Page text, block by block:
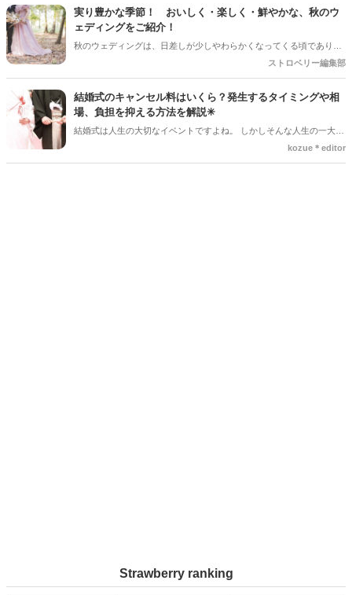
るコーディネートが人気を集めています♪ 挙式会場や高砂、ウエルカ
ムスペース、フォトブースなど、さまざまな場所で取り入れられるの
も魅力のひとつ＊ 今回は、フラワーアーチの魅力や、おしゃれなアレ
ンジアイデアをご紹介します♡
実り豊かな季節！ おいしく・楽しく・鮮やかな、秋のウ
ェディングをご紹介！
秋のウェディングは、日差しが少しやわらかくなってくる頃であり、
色々なことへの行動的がみなぎってくる季節。同時に、おいしいもの
クして準備を進めましょう♪
ストロベリー編集部
結婚式のキャンセル料はいくら？発生するタイミングや相
場、負担を抑える方法を解説✳︎
結婚式は人生の大切なイベントですよね。 しかしそんな人生の一大イ
ベントでも、やむを得ない事情で延期や中止、キャンセルを検討しな
kozue＊editor
Strawberry ranking